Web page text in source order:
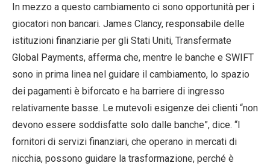
In mezzo a questo cambiamento ci sono opportunità per i
giocatori non bancari. James Clancy, responsabile delle
istituzioni finanziarie per gli Stati Uniti, Transfermate
Global Payments, afferma che, mentre le banche e SWIFT
sono in prima linea nel guidare il cambiamento, lo spazio
dei pagamenti è biforcato e ha barriere di ingresso
relativamente basse. Le mutevoli esigenze dei clienti “non
devono essere soddisfatte solo dalle banche”, dice. “I
fornitori di servizi finanziari, che operano in mercati di
nicchia, possono guidare la trasformazione, perché è